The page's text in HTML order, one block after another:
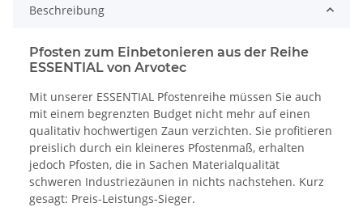
Beschreibung
Pfosten zum Einbetonieren aus der Reihe
ESSENTIAL von Arvotec
Mit unserer ESSENTIAL Pfostenreihe müssen Sie auch
mit einem begrenzten Budget nicht mehr auf einen
qualitativ hochwertigen Zaun verzichten. Sie profitieren
preislich durch ein kleineres Pfostenmaß, erhalten
jedoch Pfosten, die in Sachen Materialqualität
schweren Industriezäunen in nichts nachstehen. Kurz
gesagt: Preis-Leistungs-Sieger.